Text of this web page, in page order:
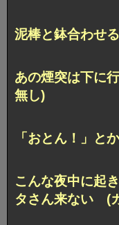
泥棒と鉢合わせ
あの煙突は下に
無し)
「おとん！」
こんな夜中に起
タさん来ない (